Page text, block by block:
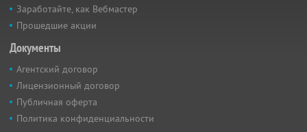
Заработайте, как Вебмастер
Прошедшие акции
Документы
Агентский договор
Лицензионный договор
Публичная оферта
Политика конфиденциальности